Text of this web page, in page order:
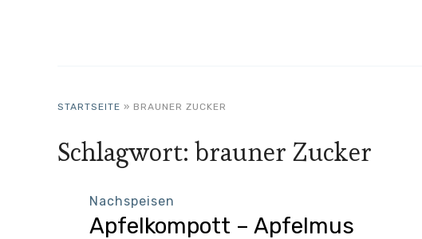
STARTSEITE » BRAUNER ZUCKER
Schlagwort:brauner Zucker
Nachspeisen
Apfelkompott – Apfelmus